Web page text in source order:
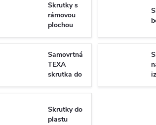
Skrutky s
rámovou
plochou
hlavou do
dreva
Samovrtná
TEXA
skrutka do
plechu so
6-hrannou
7504K/N
Skrutky do
plastu